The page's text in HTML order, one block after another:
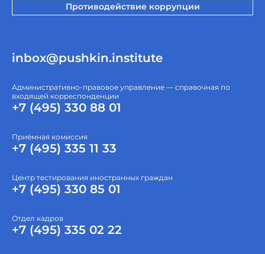
Противодействие коррупции
inbox@pushkin.institute
Административно-правовое управление — справочная по
входящей корреспонденции
+7 (495) 330 88 01
Приёмная комиссия
+7 (495) 335 11 33
Центр тестирования иностранных граждан
+7 (495) 330 85 01
Отдел кадров
+7 (495) 335 02 22